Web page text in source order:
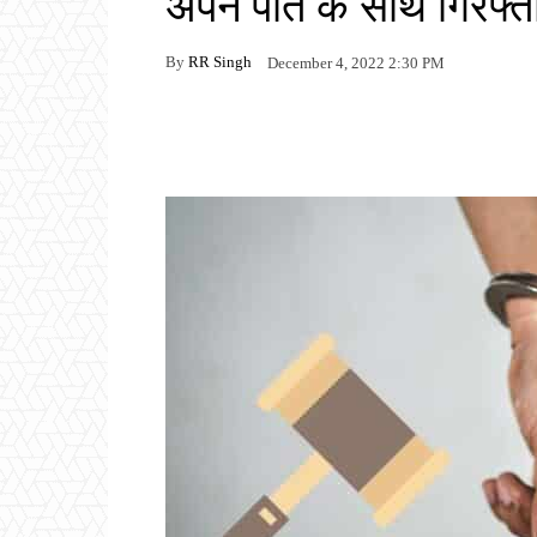
By RR Singh December 4, 2022 2:30 PM